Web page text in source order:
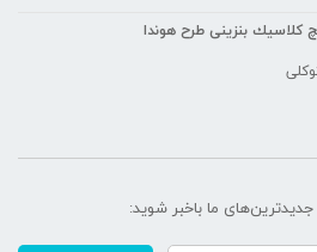
ما‌ باخبر شوید: